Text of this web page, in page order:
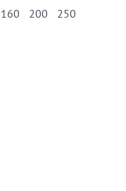
160
200
250